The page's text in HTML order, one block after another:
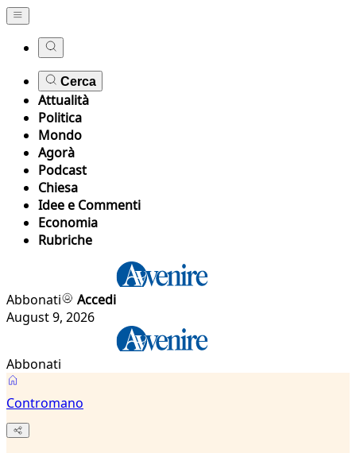
Cerca
Attualità
Politica
Mondo
Agorà
Podcast
Chiesa
Idee e Commenti
Economia
Rubriche
Abbonati
Accedi
August 9, 2026
Abbonati
Contromano